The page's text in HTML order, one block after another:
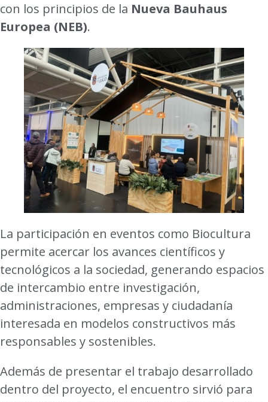
con los principios de la Nueva Bauhaus
Europea (NEB).
La participación en eventos como Biocultura
permite acercar los avances científicos y
tecnológicos a la sociedad, generando espacios
de intercambio entre investigación,
administraciones, empresas y ciudadanía
interesada en modelos constructivos más
responsables y sostenibles.
Además de presentar el trabajo desarrollado
dentro del proyecto, el encuentro sirvió para